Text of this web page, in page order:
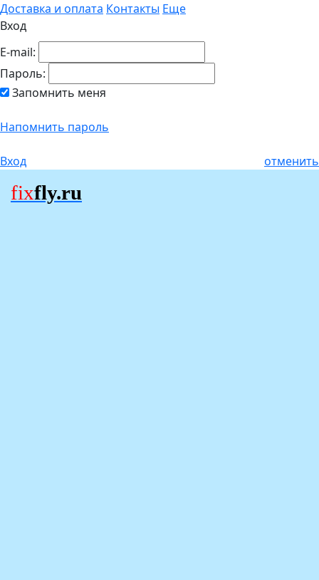
Доставка и оплата Контакты Еще
Вход
E-mail:
Пароль:
Запомнить меня
Напомнить пароль
Вход отменить
fixfly.ru